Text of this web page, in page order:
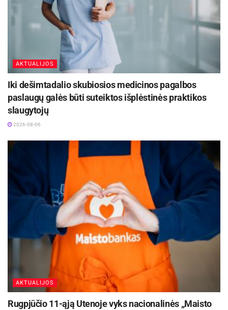
AKTUALIJOS
Iki dešimtadalio skubiosios medicinos pagalbos
paslaugų galės būti suteiktos išplėstinės praktikos
slaugytojų
2026-08-06
AKTUALIJOS
Rugpjūčio 11-ąją Utenoje vyks nacionalinės „Maisto